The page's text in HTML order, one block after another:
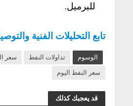
للبرميل.
تابع التحليلات الفنية
الوسوم تداولات النفط
سعر
سعر النفط اليوم
قد يعجبك كذلك